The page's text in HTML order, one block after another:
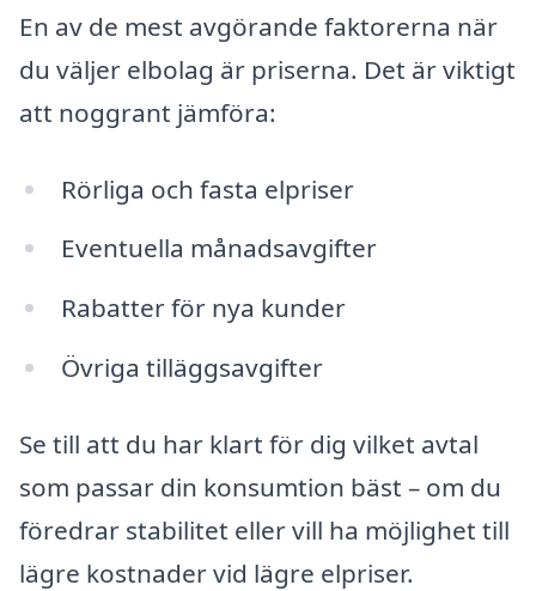
En av de mest avgörande faktorerna när
du väljer elbolag är priserna. Det är viktigt
att noggrant jämföra:
Rörliga och fasta elpriser
Eventuella månadsavgifter
Rabatter för nya kunder
Övriga tilläggsavgifter
Se till att du har klart för dig vilket avtal
som passar din konsumtion bäst – om du
föredrar stabilitet eller vill ha möjlighet till
lägre kostnader vid lägre elpriser.